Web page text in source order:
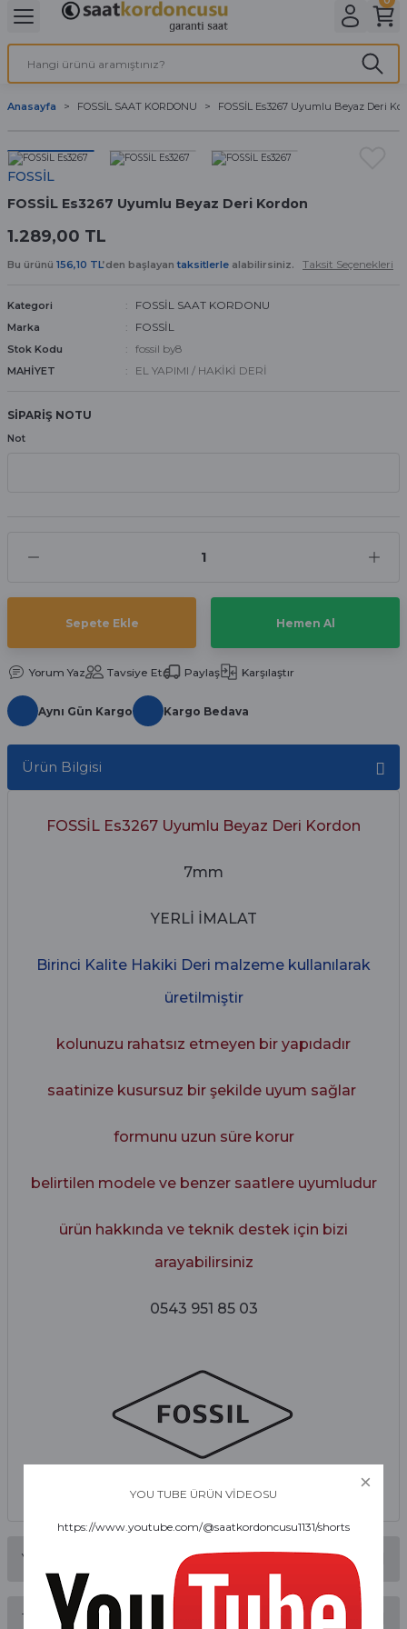
Geri Dön
& ELEKTİRİK AYDINLATMA & ELEKTRİK
BİLGİSAYAR
OFİS MALZEMELERİ
Geri Dön
ve Cihaz Pilleri
ÇEŞİTLERİ
ÇEŞİTLERİ
Geri Dön
Geri Dön
Kordon Çeşitleri
Kordonu
Anasayfa FOSSİL SAAT KORDONU FOSSİL Es3267 Uyumlu Beyaz Deri
FOSSİL
FOSSİL Es3267 Uyumlu Beyaz Deri Kordon
1.289,00 TL
Bu ürünü 156,10 TL’den başlayantaksitlerle alabilirsiniz. Taksit Seçenekleri
Kategori FOSSİL SAAT KORDONU
Marka FOSSİL
Stok Kodu fossil by8
MAHİYET EL YAPIMI / HAKİKİ DERİ
SİPARİŞ NOTU
Not
Sepete Ekle Hemen Al
Yorum Yaz Tavsiye Et Paylaş Karşılaştır
Aynı Gün Kargo Kargo Bedava
Ürün Bilgisi
FOSSİL Es3267 Uyumlu Beyaz Deri Kordon
7mm
YERLİ İMALAT
Birinci Kalite Hakiki Deri malzeme kullanılarak
üretilmiştir
kolunuzu rahatsız etmeyen bir yapıdadır
saatinize kusursuz bir şekilde uyum sağlar
formunu uzun süre korur
belirtilen modele ve benzer saatlere uyumludur
ürün hakkında ve teknik destek için bizi
arayabilirsiniz
0543 951 85 03
Yorumlar
Taksit Seçenekleri
YOU TUBE ÜRÜN VİDEOSU
https://www.youtube.com/@saatkordoncusu1131/shorts